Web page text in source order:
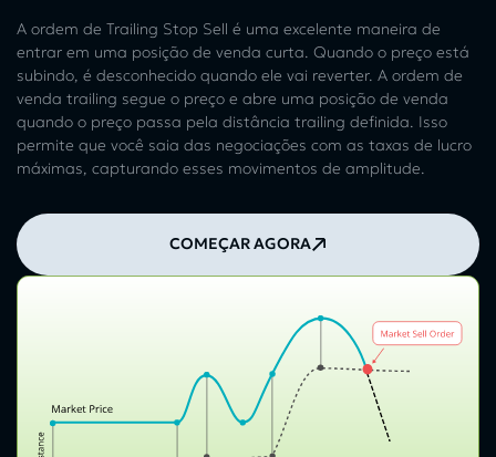
A ordem de Trailing Stop Sell é uma excelente maneira de
entrar em uma posição de venda curta. Quando o preço está
subindo, é desconhecido quando ele vai reverter. A ordem de
venda trailing segue o preço e abre uma posição de venda
quando o preço passa pela distância trailing definida. Isso
permite que você saia das negociações com as taxas de lucro
máximas, capturando esses movimentos de amplitude.
COMEÇAR AGORA